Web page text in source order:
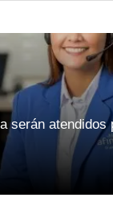
serán atendidos